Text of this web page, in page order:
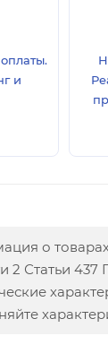
и
о
2 Статьи 437